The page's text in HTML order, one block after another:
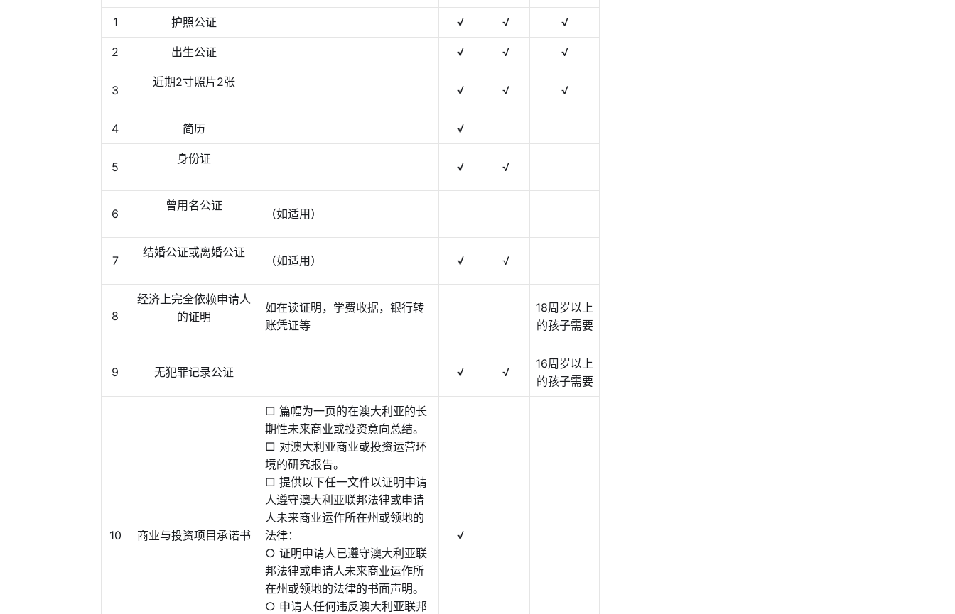
1 护照公证 √ √ √
2 出生公证 √ √ √
3
近期2寸照片2张
√ √ √
4 简历 √
5
身份证
√ √
6
曾用名公证
（如适用）
7
结婚公证或离婚公证
（如适用） √ √
8
经济上完全依赖申请人
的证明
如在读证明，学费收据，银行转
账凭证等
18周岁以上
的孩子需要
9 无犯罪记录公证 √ √
16周岁以上
的孩子需要
10 商业与投资项目承诺书
□ 篇幅为一页的在澳大利亚的长
期性未来商业或投资意向总结。
□ 对澳大利亚商业或投资运营环
境的研究报告。
□ 提供以下任一文件以证明申请
人遵守澳大利亚联邦法律或申请
人未来商业运作所在州或领地的
法律：
○ 证明申请人已遵守澳大利亚联
邦法律或申请人未来商业运作所
在州或领地的法律的书面声明。
○ 申请人任何违反澳大利亚联邦
√